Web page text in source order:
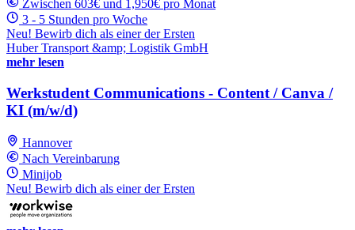
Zwischen 603€ und 1,950€ pro Monat
3 - 5 Stunden pro Woche
Neu! Bewirb dich als einer der Ersten
Huber Transport &amp; Logistik GmbH
mehr lesen
Werkstudent Communications - Content / Canva /
KI (m/w/d)
Hannover
Nach Vereinbarung
Minijob
Neu! Bewirb dich als einer der Ersten